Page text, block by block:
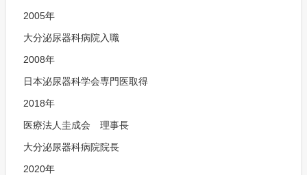
2005年
大分泌尿器科病院入職
2008年
日本泌尿器科学会専門医取得
2018年
医療法人圭成会 理事長
大分泌尿器科病院院長
2020年